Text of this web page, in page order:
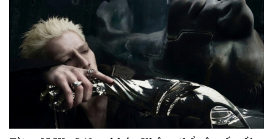
Văn hóa
Sân khấu - Điện ảnh
Văn học
Nghệ sĩ
Thời trang